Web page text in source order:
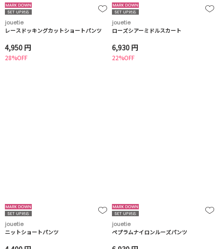
jouetie
レースドッキングカットショートパンツ
4,950 円
28%OFF
jouetie
ローズシアーミドルスカート
6,930 円
22%OFF
jouetie
ニットショートパンツ
jouetie
ペプラムナイロンルーズパンツ